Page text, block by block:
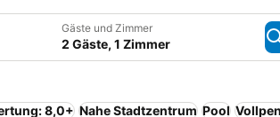
Gäste und Zimmer
2 Gäste, 1 Zimmer
8,0+ Nahe Stadtzentrum Pool